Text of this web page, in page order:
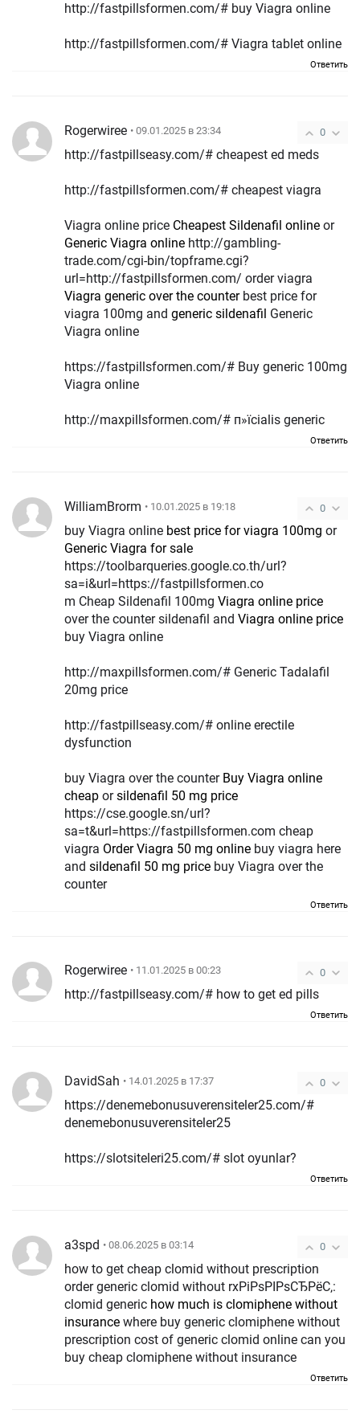
http://fastpillsformen.com/# buy Viagra online
http://fastpillsformen.com/# Viagra tablet online
Ответить
0
Rogerwiree • 09.01.2025 в 23:34
http://fastpillseasy.com/# cheapest ed meds
http://fastpillsformen.com/# cheapest viagra
Viagra online price Cheapest Sildenafil online or
Generic Viagra online
trade.com/cgi-bin/topframe.cgi?
url=http://fastpillsformen.com/ order viagra
Viagra generic over the counterbest price for
viagra 100mg and generic sildenafil Generic
Viagra online
https://fastpillsformen.com/# Buy generic 100mg
Viagra online
http://maxpillsformen.com/# п»їcialis generic
Ответить
0
WilliamBrorm • 10.01.2025 в 19:18
buy Viagra online best price for viagra 100mg or
Generic Viagra for sale
https://toolbarqueries.google.co.th/url?
sa=i&url=https://fastpillsformen.co
m Cheap Sildenafil 100mg Viagra online price
over the counter sildenafil and Viagra online price
buy Viagra online
http://maxpillsformen.com/# Generic Tadalafil
20mg price
http://fastpillseasy.com/# online erectile
dysfunction
buy Viagra over the counter Buy Viagra online
cheap orsildenafil 50 mg price
https://cse.google.sn/url?
sa=t&url=https://fastpillsformen.com cheap
viagra Order Viagra 50 mg online buy viagra here
and sildenafil 50 mg price buy Viagra over the
counter
Ответить
0
Rogerwiree • 11.01.2025 в 00:23
http://fastpillseasy.com/# how to get ed pills
Ответить
0
DavidSah • 14.01.2025 в 17:37
https://denemebonusuverensiteler25.com/#
denemebonusuverensiteler25
https://slotsiteleri25.com/# slot oyunlar?
Ответить
0
a3spd • 08.06.2025 в 03:14
how to get cheap clomid without prescription
order generic clomid without rxРіРѕРІРѕСЂРёС‚:
clomid generic how much is clomiphene without
insurance where buy generic clomiphene without
prescription cost of generic clomid online can you
buy cheap clomiphene without insurance
Ответить